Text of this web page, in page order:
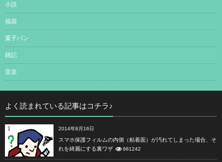
小説
福袋
菓子パン
雑記
音楽
よく読まれている記事はコチラ♪
1 2014年8月16日
スマホ保護フィルムの内側（粘着面）が汚れてしまった場合、そ
れを綺麗にする裏ワザ
981242